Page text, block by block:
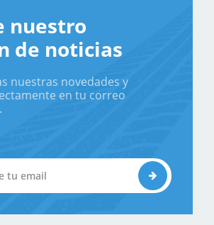
nuestro
de noticias
nuestras novedades y
en tu correo